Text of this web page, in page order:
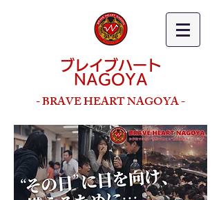
ブレイブハート
NAGOYA
- BRAVE HEART NAGOYA -